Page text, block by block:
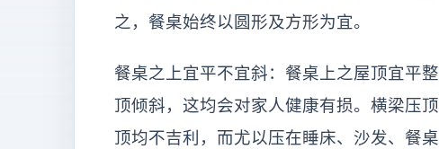
之，餐桌始终以圆形及方形为宜。
餐桌之上宜平不宜斜：餐桌上之屋顶宜平
顶倾斜，这均会对家人健康有损。横梁压
顶均不吉利，而尤以压在睡床、沙发、餐